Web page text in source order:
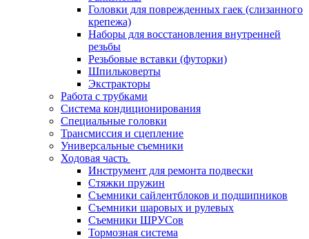
Головки для поврежденных гаек (слизанного
крепежа)
Наборы для восстановления внутренней
резьбы
Резьбовые вставки (футорки)
Шпильковерты
Экстракторы
Работа с трубками
Система кондиционирования
Специальные головки
Трансмиссия и сцепление
Универсальные съемники
Ходовая часть
Инструмент для ремонта подвески
Стяжки пружин
Съемники сайлентблоков и подшипников
Съемники шаровых и рулевых
Съемники ШРУСов
Тормозная система